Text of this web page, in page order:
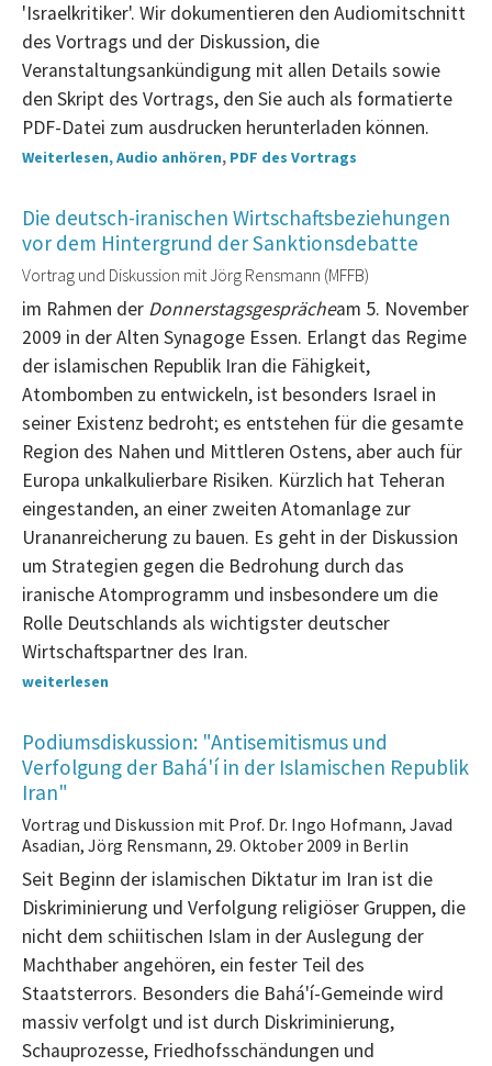
'Israelkritiker'. Wir dokumentieren den Audiomitschnitt
des Vortrags und der Diskussion, die
Veranstaltungsankündigung mit allen Details sowie
den Skript des Vortrags, den Sie auch als formatierte
PDF-Datei zum ausdrucken herunterladen können.
Weiterlesen, Audio anhören, PDF des Vortrags
Die deutsch-iranischen Wirtschaftsbeziehungen
vor dem Hintergrund der Sanktionsdebatte
Vortrag und Diskussion mit Jörg Rensmann (MFFB)
im Rahmen der Donnerstagsgesprächeam 5. November
2009 in der Alten Synagoge Essen. Erlangt das Regime
der islamischen Republik Iran die Fähigkeit,
Atombomben zu entwickeln, ist besonders Israel in
seiner Existenz bedroht; es entstehen für die gesamte
Region des Nahen und Mittleren Ostens, aber auch für
Europa unkalkulierbare Risiken. Kürzlich hat Teheran
eingestanden, an einer zweiten Atomanlage zur
Urananreicherung zu bauen. Es geht in der Diskussion
um Strategien gegen die Bedrohung durch das
iranische Atomprogramm und insbesondere um die
Rolle Deutschlands als wichtigster deutscher
Wirtschaftspartner des Iran.
weiterlesen
Podiumsdiskussion: "Antisemitismus und
Verfolgung der Bahá'í in der Islamischen Republik
Iran"
Vortrag und Diskussion mit Prof. Dr. Ingo Hofmann, Javad
Asadian, Jörg Rensmann, 29. Oktober 2009 in Berlin
Seit Beginn der islamischen Diktatur im Iran ist die
Diskriminierung und Verfolgung religiöser Gruppen, die
nicht dem schiitischen Islam in der Auslegung der
Machthaber angehören, ein fester Teil des
Staatsterrors. Besonders die Bahá'í-Gemeinde wird
massiv verfolgt und ist durch Diskriminierung,
Schauprozesse, Friedhofsschändungen und